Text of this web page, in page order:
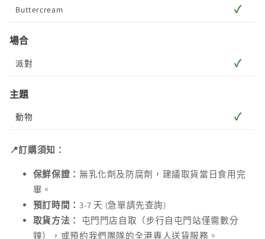
Buttercream ✓
場合
派對 ✓
主題
動物 ✓
📍訂購須知：
保鮮保證： 無乳化劑及防腐劑，建議取貨當日食用完
畢。
預訂時間： 3-7 天 (急單請先查詢)
取貨方法：
屯門門店自取（步行自屯門站僅需數分
鐘），或預約我們團隊的全港專人送貨服務。